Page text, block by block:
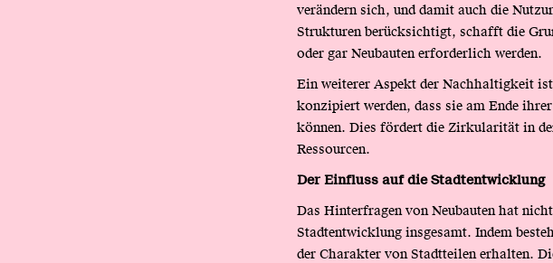
verändern sich, und damit auch die
Strukturen berücksichtigt, schafft die
oder gar Neubauten erforderlich werden.
Ein weiterer Aspekt der Nachhaltigkeit
konzipiert werden, dass sie am Ende
können. Dies fördert die Zirkularität in
Ressourcen.
Der Einfluss auf die Stadtentwicklung
Das Hinterfragen von Neubauten hat
Stadtentwicklung insgesamt. Indem
der Charakter von Stadtteilen erhalten.